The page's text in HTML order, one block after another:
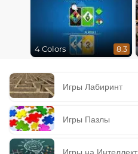
4 Colors 8.3
Игры Лабиринт
Игры Пазлы